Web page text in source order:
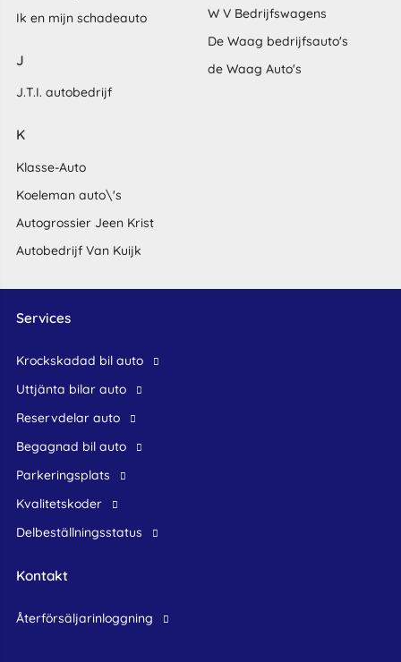
Ik en mijn schadeauto
J
J.T.I. autobedrijf
K
Klasse-Auto
Koeleman auto\'s
Autogrossier Jeen Krist
Autobedrijf Van Kuijk
W V Bedrijfswagens
De Waag bedrijfsauto's
de Waag Auto's
Services
krockskadad bil auto
Uttjänta bilar auto
reservdelar auto
begagnad bil auto
Parkeringsplats
Kvalitetskoder
Delbeställningsstatus
Kontakt
återförsäljarinloggning